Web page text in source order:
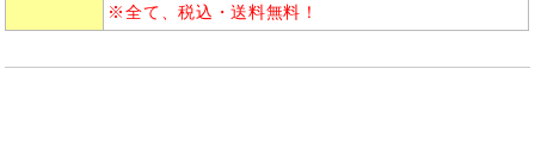
※全て、税込・送料無料！